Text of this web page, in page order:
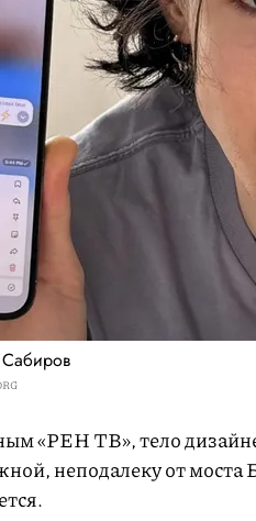
«РЕН ТВ», тело
неподалеку от